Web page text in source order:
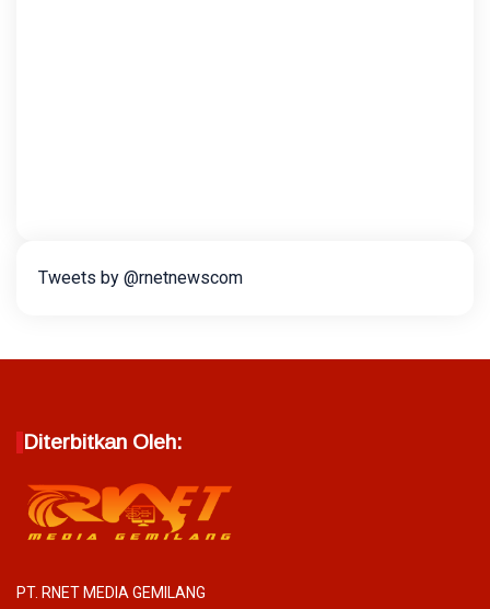
Tweets by @rnetnewscom
Diterbitkan Oleh:
PT. RNET MEDIA GEMILANG